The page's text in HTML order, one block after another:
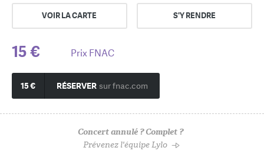
VOIR LA CARTE S'Y RENDRE
15 € Prix FNAC
15 € RÉSERVER sur fnac.com
Concert annulé ? Complet ?
Prévenez l'équipe Lylo